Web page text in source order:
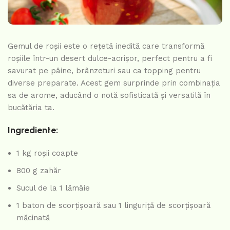
Gemul de roșii este o rețetă inedită care transformă
roșiile într-un desert dulce-acrișor, perfect pentru a fi
savurat pe pâine, brânzeturi sau ca topping pentru
diverse preparate. Acest gem surprinde prin combinația
sa de arome, aducând o notă sofisticată și versatilă în
bucătăria ta.
Ingrediente:
1 kg roșii coapte
800 g zahăr
Sucul de la 1 lămâie
1 baton de scorțișoară sau 1 linguriță de scorțișoară
măcinată